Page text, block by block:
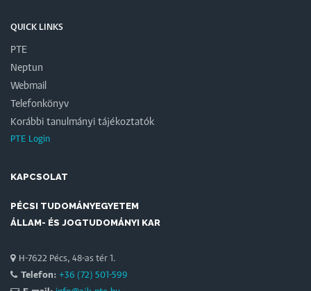
QUICK LINKS
PTE
Neptun
Webmail
Telefonkönyv
Korábbi tanulmányi tájékoztatók
PTE Login
KAPCSOLAT
PÉCSI TUDOMÁNYEGYETEM
ÁLLAM- ÉS JOGTUDOMÁNYI KAR
H-7622 Pécs, 48-as tér 1.
Telefon: +36 (72) 501-599